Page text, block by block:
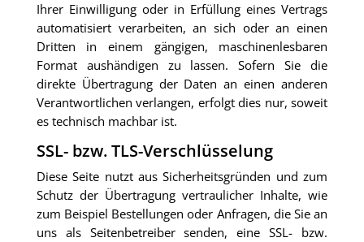
Ihrer Einwilligung oder in Erfüllung eines Vertrags
automatisiert verarbeiten, an sich oder an einen
Dritten in einem gängigen, maschinenlesbaren
Format aushändigen zu lassen. Sofern Sie die
direkte Übertragung der Daten an einen anderen
Verantwortlichen verlangen, erfolgt dies nur, soweit
es technisch machbar ist.
SSL- bzw. TLS-Verschlüsselung
Diese Seite nutzt aus Sicherheitsgründen und zum
Schutz der Übertragung vertraulicher Inhalte, wie
zum Beispiel Bestellungen oder Anfragen, die Sie an
uns als Seitenbetreiber senden, eine SSL- bzw.